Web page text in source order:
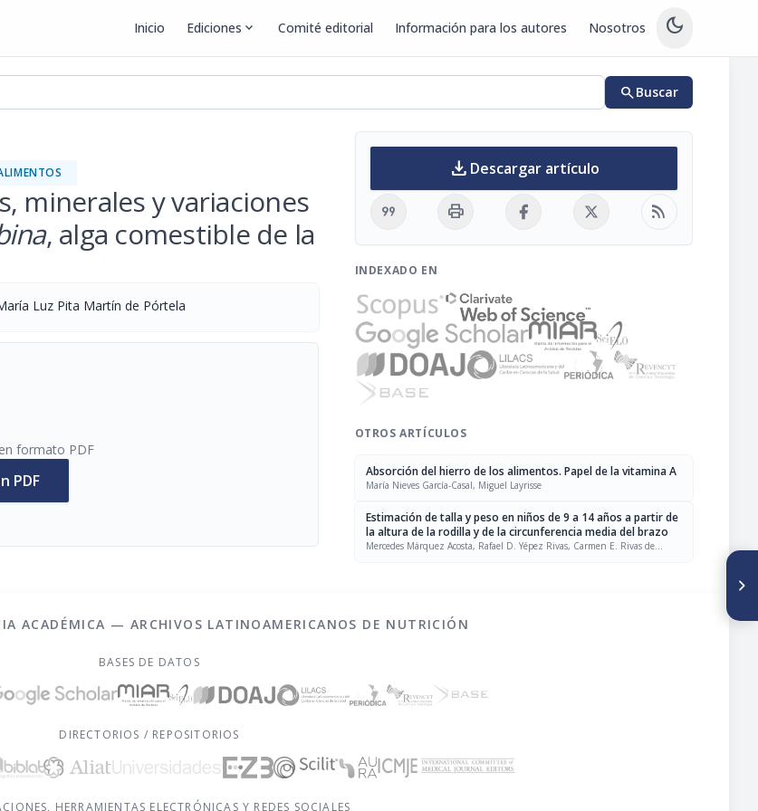
Inicio Ediciones expand_more Comité editorial Información para los autores Nosotros dark_mode
searchBuscar
minerales y variaciones
, alga comestible de la
Luz Pita Martín de Pórtela
formato PDF
PDF
download Descargar artículo
format_quote print rss_feed
INDEXADO EN
OTROS ARTÍCULOS
Absorción del hierro de los alimentos. Papel de la vitamina A
María Nieves García-Casal, Miguel Layrisse
Estimación de talla y peso en niños de 9 a 14 años a partir de
la altura de la rodilla y de la circunferencia media del brazo
Mercedes Márquez Acosta, Rafael D. Yépez Rivas, Carmen E. Rivas de
ACADÉMICA — ARCHIVOS LATINOAMERICANOS DE NUTRICIÓN
BASES DE DATOS
DIRECTORIOS / REPOSITORIOS
HERRAMIENTAS ELECTRÓNICAS Y REDES SOCIALES